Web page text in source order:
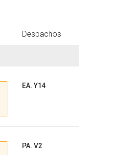
Despachos
EA. Y14
PA. V2